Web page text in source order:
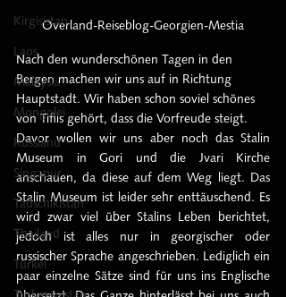
Kirgisistan
Laos
Malaysia
Mongolei
Russland
Singapur
Tadschikistan
Thailand
Türkei
Overland-Reiseblog-Georgien-Mestia
Nach den wunderschönen Tagen in den
Bergen machen wir uns auf in Richtung
Hauptstadt. Wir haben schon soviel schönes
von Tiflis gehört, dass die Vorfreude steigt.
Davor wollen wir uns aber noch das Stalin
Museum in Gori und die Jvari Kirche
anschauen, da diese auf dem Weg liegt. Das
Stalin Museum ist leider sehr enttäuschend. Es
wird zwar viel über Stalins Leben berichtet,
jedoch ist alles nur in georgischer oder
russischer Sprache angeschrieben. Lediglich ein
paar einzelne Sätze sind für uns ins Englische